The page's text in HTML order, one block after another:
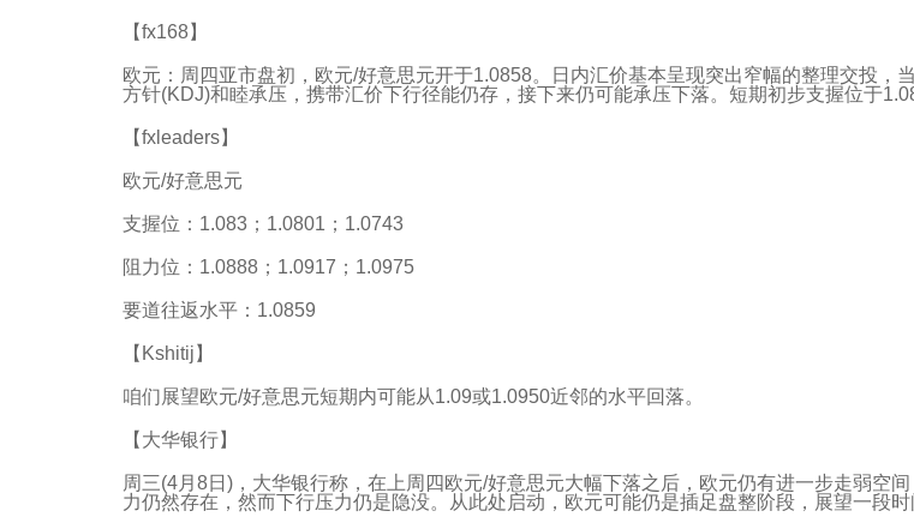
【fx168】
欧元：周四亚市盘初，欧元/好意思元开于1.0858。日内汇价基本呈现突出窄幅的整理交投
方针(KDJ)和睦承压，携带汇价下行径能仍存，接下来仍可能承压下落。短期初步支握位于
【fxleaders】
欧元/好意思元
支握位：1.083；1.0801；1.0743
阻力位：1.0888；1.0917；1.0975
要道往返水平：1.0859
【Kshitij】
咱们展望欧元/好意思元短期内可能从1.09或1.0950近邻的水平回落。
【大华银行】
周三(4月8日)，大华银行称，在上周四欧元/好意思元大幅下落之后，欧元仍有进一步走弱空
力仍然存在，然而下行压力仍是隐没。从此处启动，欧元可能仍是插足盘整阶段，展望一段